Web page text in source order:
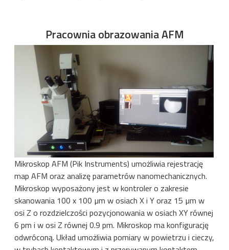
Pracownia obrazowania AFM
Mikroskop AFM (Pik Instruments) umożliwia rejestrację
map AFM oraz analizę parametrów nanomechanicznych.
Mikroskop wyposażony jest w kontroler o zakresie
skanowania 100 x 100 µm w osiach X i Y oraz 15 µm w
osi Z o rozdzielczości pozycjonowania w osiach XY równej
6 pm i w osi Z równej 0.9 pm. Mikroskop ma konfigurację
odwróconą. Układ umożliwia pomiary w powietrzu i cieczy,